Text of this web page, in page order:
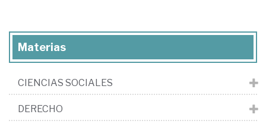
Materias
CIENCIAS SOCIALES
DERECHO